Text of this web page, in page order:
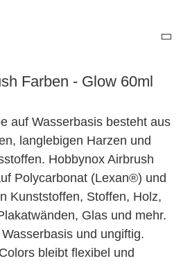
Farben - Glow 60ml
auf Wasserbasis besteht aus
langlebigen Harzen und
Hobbynox Airbrush
Polycarbonat (Lexan®) und
Kunststoffen, Stoffen, Holz,
Glas und mehr.
und ungiftig.
bleibt flexibel und